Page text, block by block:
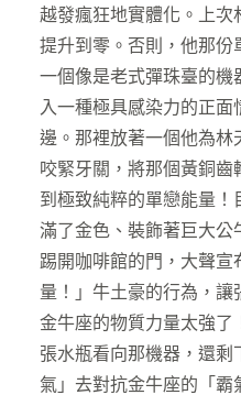
越發瘋狂地實體化。上
提升到零。否則，他那份
一個像是老式彈珠臺的
入一種極具感染力的正
邊。那裡放著一個他為
咬緊牙關，將那個黃銅
到極致純粹的單戀能量
滿了金色、裝飾著巨大
踢開咖啡館的門，大聲
量！」牛土豪的行為，
金牛座的物質力量太強了
張水瓶看向那機器，還
氣」去對抗金牛座的「